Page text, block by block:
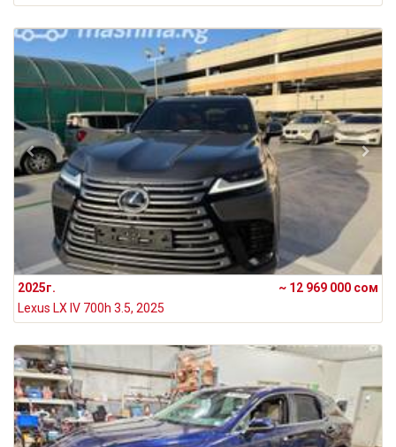
2025г.
~ 12 969 000 сом
Lexus LX IV 700h 3.5, 2025